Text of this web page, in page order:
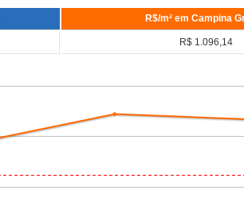
R$/m² em Campina
R$ 1.096,14